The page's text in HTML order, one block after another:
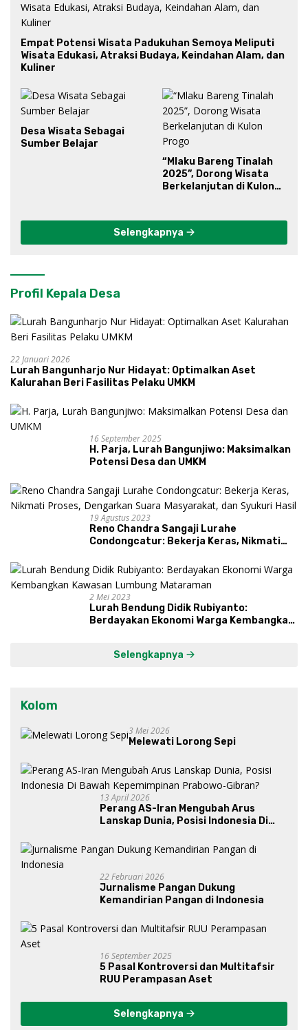
Empat Potensi Wisata Padukuhan Semoya Meliputi
Wisata Edukasi, Atraksi Budaya, Keindahan Alam, dan
Kuliner
Desa Wisata Sebagai
Sumber Belajar
“Mlaku Bareng Tinalah
2025”, Dorong Wisata
Berkelanjutan di Kulon
Selengkapnya
Profil Kepala Desa
22 Januari 2026
Lurah Bangunharjo Nur Hidayat: Optimalkan Aset
Kalurahan Beri Fasilitas Pelaku UMKM
16 September 2025
H. Parja, Lurah Bangunjiwo: Maksimalkan
Potensi Desa dan UMKM
19 Agustus 2023
Reno Chandra Sangaji Lurahe
Condongcatur: Bekerja Keras, Nikmati
dan Syukuri Hasil
2 Mei 2023
Lurah Bendung Didik Rubiyanto:
Berdayakan Ekonomi Warga Kembangkan
Selengkapnya
Kolom
3 Mei 2026
Melewati Lorong Sepi
13 April 2026
Perang AS-Iran Mengubah Arus
Lanskap Dunia, Posisi Indonesia Di
Gibran?
22 Februari 2026
Jurnalisme Pangan Dukung
Kemandirian Pangan di Indonesia
16 September 2025
5 Pasal Kontroversi dan Multitafsir
RUU Perampasan Aset
Selengkapnya